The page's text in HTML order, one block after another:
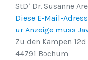
StD‘ Dr. Susanne
Diese E-Mail-
ur Anzeige muss
Zu den Kämpen 12d
44791 Bochum